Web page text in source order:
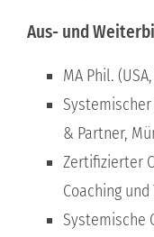
Aus- und
MA Phil.
& Partner,
Zertifizierter
Coaching und
Systemische